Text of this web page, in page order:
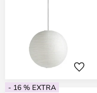
- 16 % EXTRA